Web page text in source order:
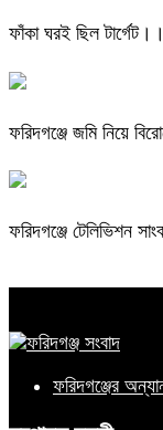
ফাঁকা ঘরই ছিল টার্গেট।।
ফরিদগঞ্জে জমি নিয়ে
ফরিদগঞ্জে টেলিভিশন
ফরিদগঞ্জের